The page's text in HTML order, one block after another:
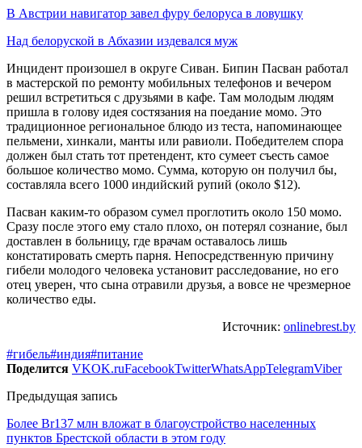
В Австрии навигатор завел фуру белоруса в ловушку
Над белоруской в Абхазии издевался муж
Инцидент произошел в округе Сиван. Бипин Пасван работал
в мастерской по ремонту мобильных телефонов и вечером
решил встретиться с друзьями в кафе. Там молодым людям
пришла в голову идея состязания на поедание момо. Это
традиционное региональное блюдо из теста, напоминающее
пельмени, хинкали, манты или равиоли. Победителем спора
должен был стать тот претендент, кто сумеет съесть самое
большое количество момо. Сумма, которую он получил бы,
составляла всего 1000 индийский рупий (около $12).
Пасван каким-то образом сумел проглотить около 150 момо.
Сразу после этого ему стало плохо, он потерял сознание, был
доставлен в больницу, где врачам оставалось лишь
констатировать смерть парня. Непосредственную причину
гибели молодого человека установит расследование, но его
отец уверен, что сына отравили друзья, а вовсе не чрезмерное
количество еды.
Источник: onlinebrest.by
#гибель#индия#питание
Поделится VKOK.ruFacebookTwitterWhatsAppTelegramViber
Предыдущая запись
Более Br137 млн вложат в благоустройство населенных
пунктов Брестской области в этом году